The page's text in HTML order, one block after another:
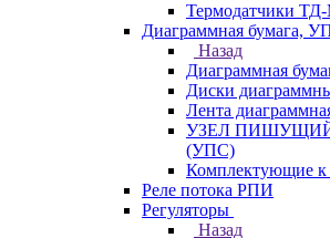
Термодатчики
Диаграммная бумага,
Назад
Диаграммная
Диски
Лента
УЗЕЛ
(УПС)
Комплектующие
Реле потока РПИ
Регуляторы
Назад